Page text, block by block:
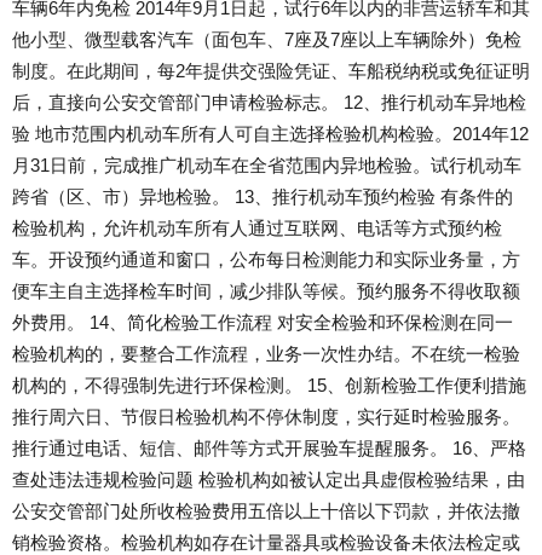
车辆6年内免检 2014年9月1日起，试行6年以内的非营运轿车和其
他小型、微型载客汽车（面包车、7座及7座以上车辆除外）免检
制度。在此期间，每2年提供交强险凭证、车船税纳税或免征证明
后，直接向公安交管部门申请检验标志。 12、推行机动车异地检
验 地市范围内机动车所有人可自主选择检验机构检验。2014年12
月31日前，完成推广机动车在全省范围内异地检验。试行机动车
跨省（区、市）异地检验。 13、推行机动车预约检验 有条件的
检验机构，允许机动车所有人通过互联网、电话等方式预约检
车。开设预约通道和窗口，公布每日检测能力和实际业务量，方
便车主自主选择检车时间，减少排队等候。预约服务不得收取额
外费用。 14、简化检验工作流程 对安全检验和环保检测在同一
检验机构的，要整合工作流程，业务一次性办结。不在统一检验
机构的，不得强制先进行环保检测。 15、创新检验工作便利措施
推行周六日、节假日检验机构不停休制度，实行延时检验服务。
推行通过电话、短信、邮件等方式开展验车提醒服务。 16、严格
查处违法违规检验问题 检验机构如被认定出具虚假检验结果，由
公安交管部门处所收检验费用五倍以上十倍以下罚款，并依法撤
销检验资格。检验机构如存在计量器具或检验设备未依法检定或